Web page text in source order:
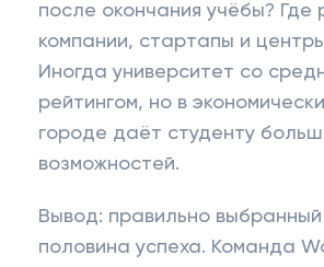
после окончания учёбы? Где
компании, стартапы и
Иногда университет со
рейтингом, но в
городе даёт студенту
возможностей.
Вывод: правильно
половина успеха. Команда